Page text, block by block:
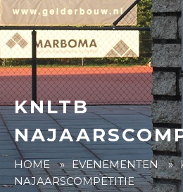
HOME » EVENEMENTEN »
NAJAARSCOMPETITIE
KNLTB